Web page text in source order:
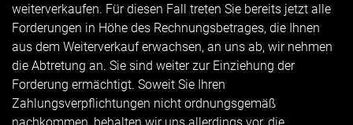
weiterverkaufen. Für diesen Fall treten Sie bereits jetzt alle
Forderungen in Höhe des Rechnungsbetrages, die Ihnen
aus dem Weiterverkauf erwachsen, an uns ab, wir nehmen
die Abtretung an. Sie sind weiter zur Einziehung der
Forderung ermächtigt. Soweit Sie Ihren
Zahlungsverpflichtungen nicht ordnungsgemäß